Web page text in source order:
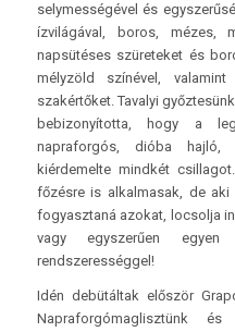
selymességével és
ízvilágával, boros, mézes,
napsütéses szüreteket és
mélyzöld színével,
szakértőket. Tavalyi
bebizonyította, hogy a
napraforgós, dióba hajló,
kiérdemelte mindkét
főzésre is alkalmasak, de
fogyasztaná azokat, locsolja
vagy egyszerűen
rendszerességgel!
Idén debütáltak először
Napraforgómaglisztünk